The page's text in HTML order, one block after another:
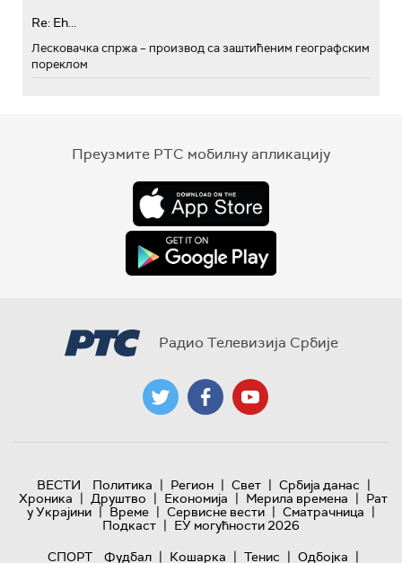
Re: Eh...
Лесковачка спржа – производ са заштићеним географским
пореклом
Преузмите РТС мобилну апликацију
Радио Телевизија Србије
ВЕСТИ Политика | Регион | Свет | Србија данас |
Хроника | Друштво | Економија | Мерила времена | Рат
у Украјини | Време | Сервисне вести | Сматрачница |
Подкаст | ЕУ могућности 2026
СПОРТ
Фудбал | Кошарка | Тенис | Одбојка |